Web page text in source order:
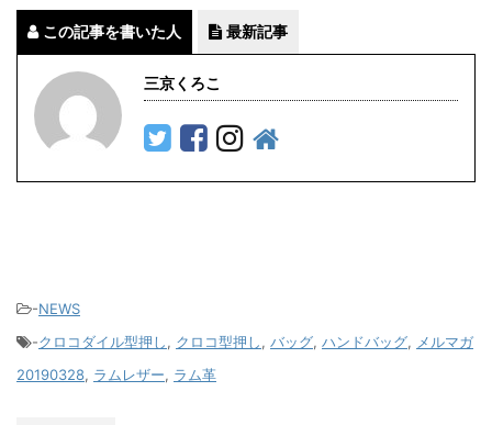
この記事を書いた人 最新記事
三京くろこ
-NEWS
-クロコダイル型押し, クロコ型押し, バッグ, ハンドバッグ, メルマガ
20190328, ラムレザー, ラム革